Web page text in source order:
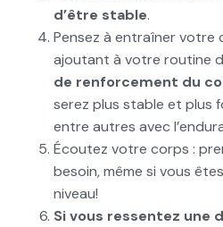
d’être stable.
Pensez à entraîner votre
ajoutant à votre routine
de renforcement du
serez plus stable et plus
entre autres avec
Écoutez votre corps :
besoin, même si vous
niveau!
Si vous ressentez une